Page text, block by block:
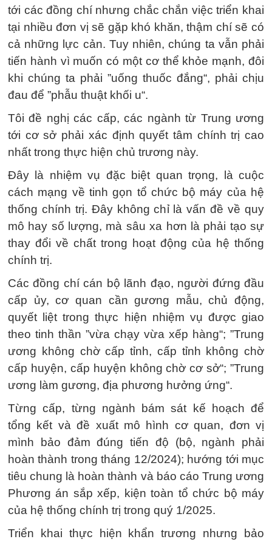
tới các đồng chí nhưng chắc chắn việc triển khai
tại nhiều đơn vị sẽ gặp khó khăn, thậm chí sẽ có
cả những lực cản. Tuy nhiên, chúng ta vẫn phải
tiến hành vì muốn có một cơ thể khỏe mạnh, đôi
khi chúng ta phải ”uống thuốc đắng“, phải chịu
đau để ”phẫu thuật khối u“.
Tôi đề nghị các cấp, các ngành từ Trung ương
tới cơ sở phải xác định quyết tâm chính trị cao
nhất trong thực hiện chủ trương này.
Đây là nhiệm vụ đặc biệt quan trọng, là cuộc
cách mạng về tinh gọn tổ chức bộ máy của hệ
thống chính trị. Đây không chỉ là vấn đề về quy
mô hay số lượng, mà sâu xa hơn là phải tạo sự
thay đổi về chất trong hoạt động của hệ thống
chính trị.
Các đồng chí cán bộ lãnh đạo, người đứng đầu
cấp ủy, cơ quan cần gương mẫu, chủ động,
quyết liệt trong thực hiện nhiệm vụ được giao
theo tinh thần ”vừa chạy vừa xếp hàng“; ”Trung
ương không chờ cấp tỉnh, cấp tỉnh không chờ
cấp huyện, cấp huyện không chờ cơ sở“; ”Trung
ương làm gương, địa phương hưởng ứng“.
Từng cấp, từng ngành bám sát kế hoạch để
tổng kết và đề xuất mô hình cơ quan, đơn vị
mình bảo đảm đúng tiến độ (bộ, ngành phải
hoàn thành trong tháng 12/2024); hướng tới mục
tiêu chung là hoàn thành và báo cáo Trung ương
Phương án sắp xếp, kiện toàn tổ chức bộ máy
của hệ thống chính trị trong quý 1/2025.
Triển khai thực hiện khẩn trương nhưng bảo